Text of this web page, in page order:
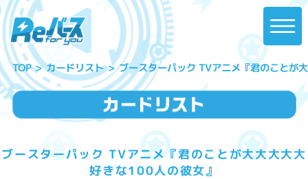
TOP カードリスト ブースターパック TVアニメ『君のことが
ブースターパック TVアニメ『君のことが大大大大大
好きな100人の彼女』